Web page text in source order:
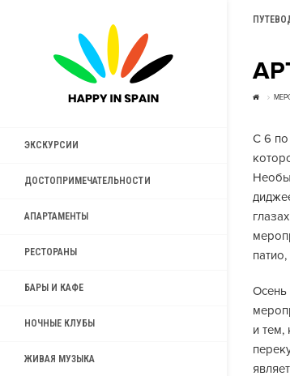
ЭКСКУРСИИ
ДОСТОПРИМЕЧАТЕЛЬНОСТИ
АПАРТАМЕНТЫ
РЕСТОРАНЫ
БАРЫ И КАФЕ
НОЧНЫЕ КЛУБЫ
ЖИВАЯ МУЗЫКА
С 6 по
Осень
и тем,